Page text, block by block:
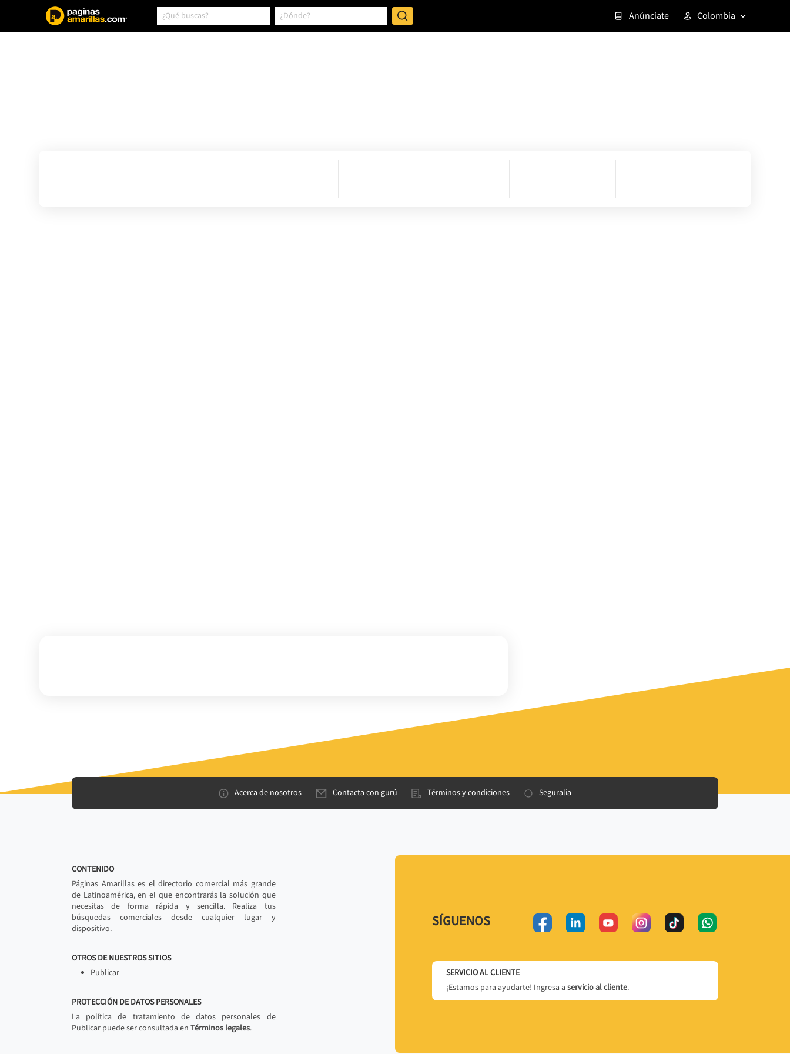
Anúnciate Colombia
Acerca de nosotros Contacta con gurú Términos y condiciones Seguralia
CONTENIDO
Páginas Amarillas es el directorio comercial más grande
de Latinoamérica, en el que encontrarás la solución que
necesitas de forma rápida y sencilla. Realiza tus
búsquedas comerciales desde cualquier lugar y
dispositivo.
OTROS DE NUESTROS SITIOS
Publicar
PROTECCIÓN DE DATOS PERSONALES
La política de tratamiento de datos personales de
Publicar puede ser consultada en Términos legales.
SÍGUENOS
SERVICIO AL CLIENTE
¡Estamos para ayudarte! Ingresa a servicio al cliente.